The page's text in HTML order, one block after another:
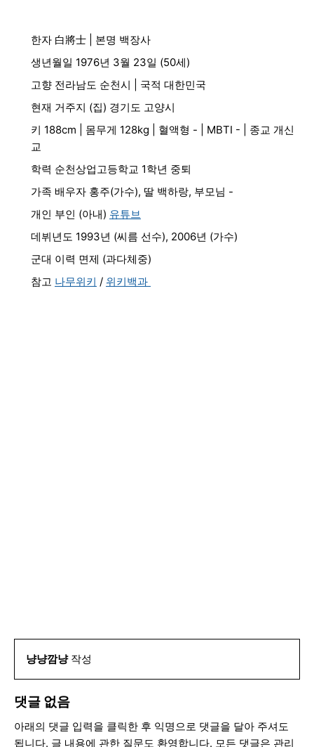
한자 白將士 | 본명 백장사
생년월일 1976년 3월 23일 (50세)
고향 전라남도 순천시 | 국적 대한민국
현재 거주지 (집) 경기도 고양시
키 188cm | 몸무게 128kg | 혈액형 - | MBTI - | 종교 개신
교
학력 순천상업고등학교 1학년 중퇴
가족 배우자 홍주(가수), 딸 백하랑, 부모님 -
개인 부인 (아내) 유튜브
데뷔년도 1993년 (씨름 선수), 2006년 (가수)
군대 이력 면제 (과다체중)
참고 나무위키 / 위키백과
냥냥깜냥작성
댓글 없음
아래의 댓글 입력을 클릭한 후 익명으로 댓글을 달아 주셔도
됩니다. 글 내용에 관한 질문도 환영합니다. 모든 댓글은 관리